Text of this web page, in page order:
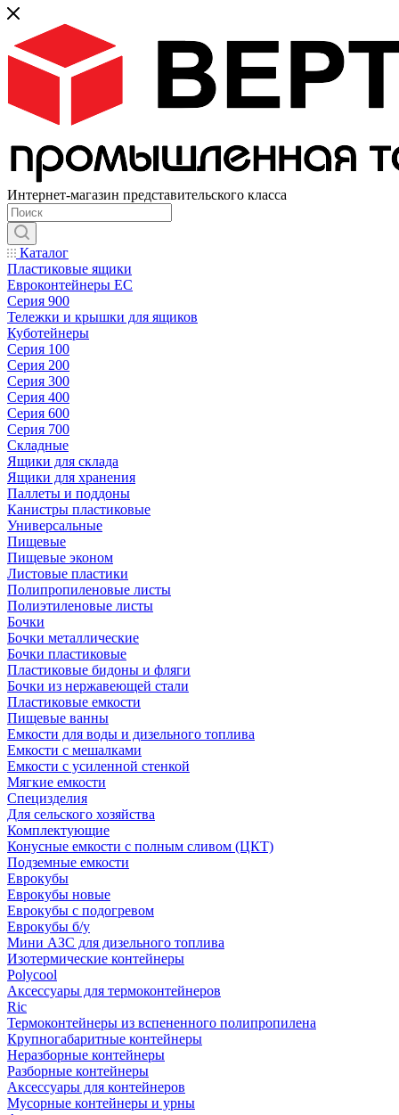
Интернет-магазин представительского класса
Каталог
Пластиковые ящики
Евроконтейнеры ЕС
Серия 900
Тележки и крышки для ящиков
Куботейнеры
Серия 100
Серия 200
Серия 300
Серия 400
Серия 600
Серия 700
Складные
Ящики для склада
Ящики для хранения
Паллеты и поддоны
Канистры пластиковые
Универсальные
Пищевые
Пищевые эконом
Листовые пластики
Полипропиленовые листы
Полиэтиленовые листы
Бочки
Бочки металлические
Бочки пластиковые
Пластиковые бидоны и фляги
Бочки из нержавеющей стали
Пластиковые емкости
Пищевые ванны
Емкости для воды и дизельного топлива
Емкости с мешалками
Емкости с усиленной стенкой
Мягкие емкости
Специзделия
Для сельского хозяйства
Комплектующие
Конусные емкости с полным сливом (ЦКТ)
Подземные емкости
Еврокубы
Еврокубы новые
Еврокубы с подогревом
Еврокубы б/у
Мини АЗС для дизельного топлива
Изотермические контейнеры
Polycool
Аксессуары для термоконтейнеров
Ric
Термоконтейнеры из вспененного полипропилена
Крупногабаритные контейнеры
Неразборные контейнеры
Разборные контейнеры
Аксессуары для контейнеров
Мусорные контейнеры и урны